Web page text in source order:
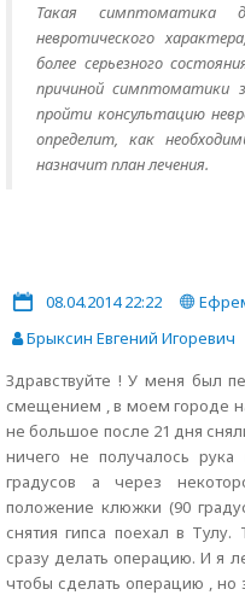
Такая симптоматика
невротического
более серьезного
причиной симптоматики
пройти консультацию
определит, как
назначит план лечения.
08.04.2014 22:22
Брыксин Евгений Игоревич
Здравствуйте ! У меня был
смещением , в моем городе
не большое после 21 дня
ничего не получалось
градусов а через
положение клюжки (90
снятия гипса поехал в
сразу делать операцию. И я
чтобы сделать операцию , но